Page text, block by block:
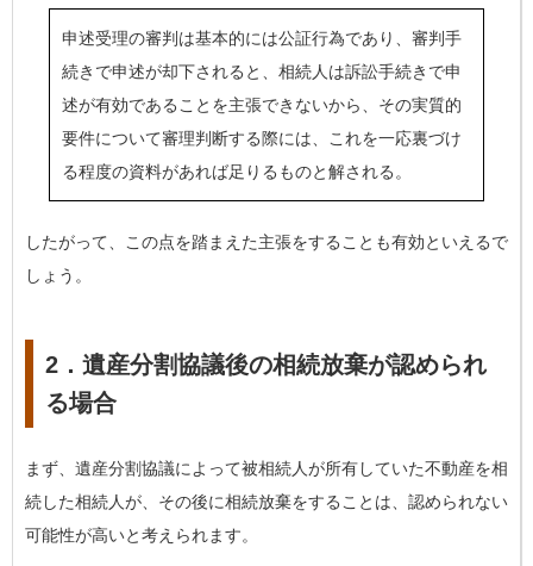
申述受理の審判は基本的には公証行為であり、審判手
続きで申述が却下されると、相続人は訴訟手続きで申
述が有効であることを主張できないから、その実質的
要件について審理判断する際には、これを一応裏づけ
る程度の資料があれば足りるものと解される。
したがって、この点を踏まえた主張をすることも有効といえるで
しょう。
2．遺産分割協議後の相続放棄が認められ
る場合
まず、遺産分割協議によって被相続人が所有していた不動産を相
続した相続人が、その後に相続放棄をすることは、認められない
可能性が高いと考えられます。